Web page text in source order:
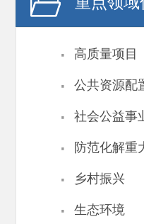
· 高质量项目
· 公共资源配
· 社会公益事
· 防范化解重
· 乡村振兴
· 生态环境